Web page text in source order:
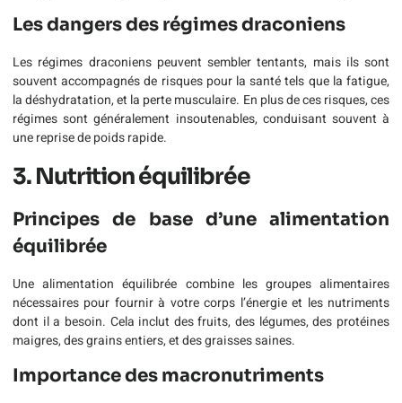
Les dangers des régimes draconiens
Les régimes draconiens peuvent sembler tentants, mais ils sont
souvent accompagnés de risques pour la santé tels que la fatigue,
la déshydratation, et la perte musculaire. En plus de ces risques, ces
régimes sont généralement insoutenables, conduisant souvent à
une reprise de poids rapide.
3. Nutrition équilibrée
Principes de base d’une alimentation
équilibrée
Une alimentation équilibrée combine les groupes alimentaires
nécessaires pour fournir à votre corps l’énergie et les nutriments
dont il a besoin. Cela inclut des fruits, des légumes, des protéines
maigres, des grains entiers, et des graisses saines.
Importance des macronutriments